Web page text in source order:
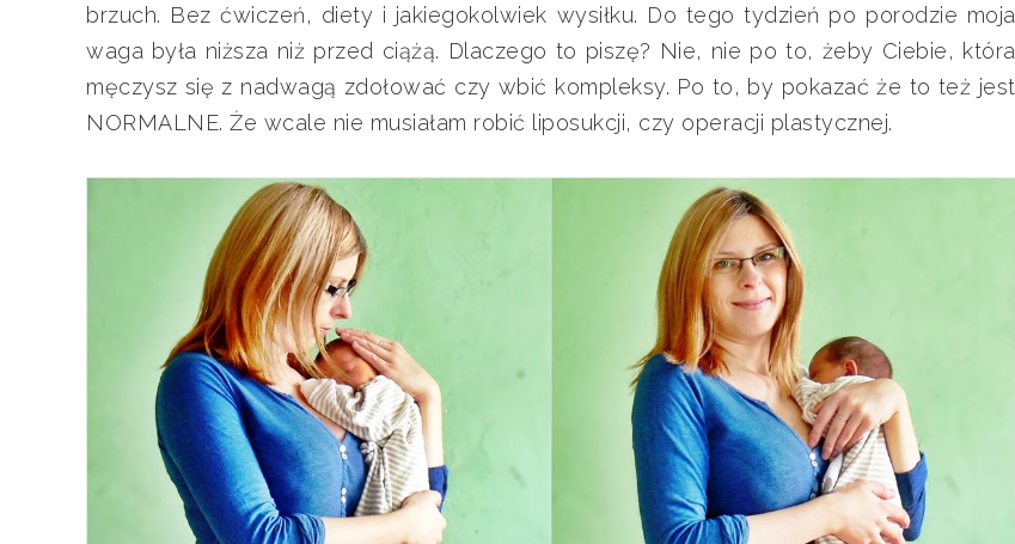
brzuch. Bez ćwiczeń, diety i jakiegokolwiek wysiłku. Do tego tydzień po porodzie moja
waga była niższa niż przed ciążą. Dlaczego to piszę? Nie, nie po to, żeby Ciebie, która
męczysz się z nadwagą zdołować czy wbić kompleksy. Po to, by pokazać że to też jest
NORMALNE. Że wcale nie musiałam robić liposukcji, czy operacji plastycznej.